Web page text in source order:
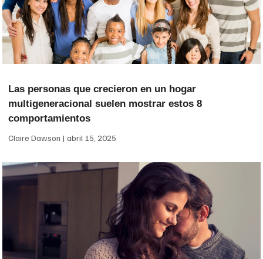
Las personas que crecieron en un hogar
multigeneracional suelen mostrar estos 8
comportamientos
Claire Dawson abril 15, 2025